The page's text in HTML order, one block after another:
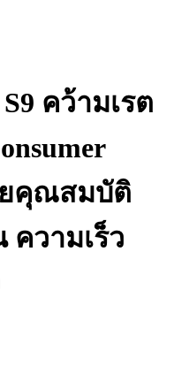
คว้ามเรต
ยคุณสมบัติ
วามเร็ว